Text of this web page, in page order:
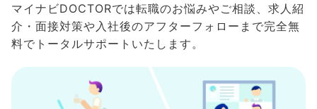
マイナビDOCTORでは転職のお悩みやご相談、求人紹
介・面接対策や入社後のアフターフォローまで完全無
料でトータルサポートいたします。